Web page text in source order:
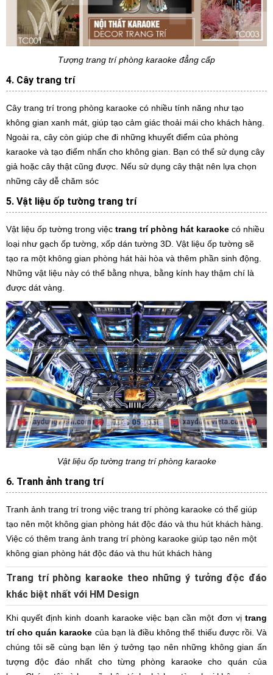
Tượng trang trí phòng karaoke đẳng cấp
4. Cây trang trí
Cây trang trí trong phòng karaoke có nhiều tính năng như tạo
không gian xanh mát, giúp tạo cảm giác thoải mái cho khách hàng.
Ngoài ra, cây còn giúp che đi những khuyết điểm của phòng
karaoke và tạo điểm nhấn cho không gian. Bạn có thể sử dụng cây
giả hoặc cây thật cũng được. Nếu sử dụng cây thật nên lựa chọn
những cây dễ chăm sóc
5. Vật liệu ốp tường trang trí
Vật liệu ốp tường trong việc trang trí phòng hát karaoke có nhiều
loại như gạch ốp tường, xốp dán tường 3D. Vật liệu ốp tường sẽ
tạo ra một không gian phòng hát hài hòa và thêm phần sinh động.
Những vật liệu này có thể bằng nhựa, bằng kính hay thậm chí là
được dát vàng.
Vật liệu ốp tường trang trí phòng karaoke
6. Tranh ảnh trang trí
Tranh ảnh trang trí trong việc trang trí phòng karaoke có thể giúp
tạo nên một không gian phòng hát độc đáo và thu hút khách hàng.
Việc có thêm trang ảnh trang trí phòng karaoke giúp tạo nên một
không gian phòng hát độc đáo và thu hút khách hàng
Trang trí phòng karaoke theo những ý tưởng độc đáo
khác biệt nhất với HM Design
Khi quyết định kinh doanh karaoke việc bạn cần một đơn vịtrang
trí cho quán karaoke của bạn là điều không thể thiếu được rồi. Và
chúng tôi sẽ cùng bạn lên ý tưởng tạo nên những không gian ấn
tượng độc đáo nhất cho từng phòng karaoke cho quán của